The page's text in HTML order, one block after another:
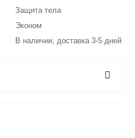
Защита тела
Эконом
В наличии, доставка 3-5 дней